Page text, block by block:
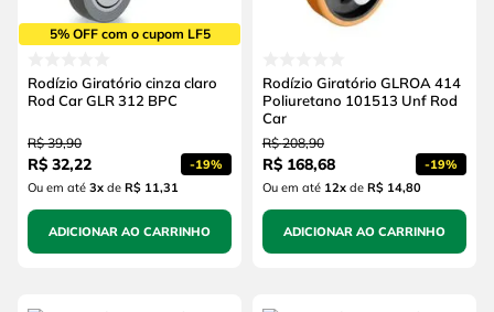
5% OFF com o cupom LF5
Rodízio Giratório cinza claro
Rod Car GLR 312 BPC
R$ 39,90
R$ 32,22 -19%
Ou em até 3xde R$ 11,31
ADICIONAR AO CARRINHO
Rodízio Giratório GLROA 414
Poliuretano 101513 Unf Rod
Car
R$ 208,90
R$ 168,68 -19%
Ou em até 12xde R$ 14,80
ADICIONAR AO CARRINHO